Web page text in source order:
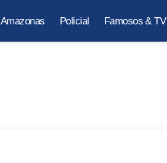
Amazonas Policial Famosos & TV